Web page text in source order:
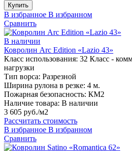
Купить
В избранное В избранном
Сравнить
В наличии
Ковролин Arc Edition «Lazio 43»
Класс использования: 32 Класс -
нагрузки
Тип ворса: Разрезной
Ширина рулона в резке: 4 м.
Пожарная безопасность: КМ2
Наличие товара: В наличии
3 605 руб./м2
Рассчитать стоимость
В избранное В избранном
Сравнить